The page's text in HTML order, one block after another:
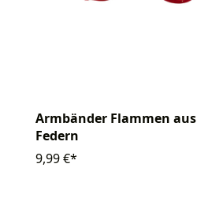
Armbänder Flammen aus
Federn
9,99 €*